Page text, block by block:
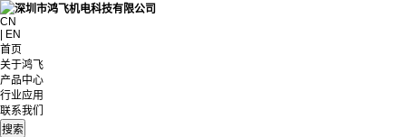
CN
| EN
首页
关于鸿飞
产品中心
行业应用
联系我们